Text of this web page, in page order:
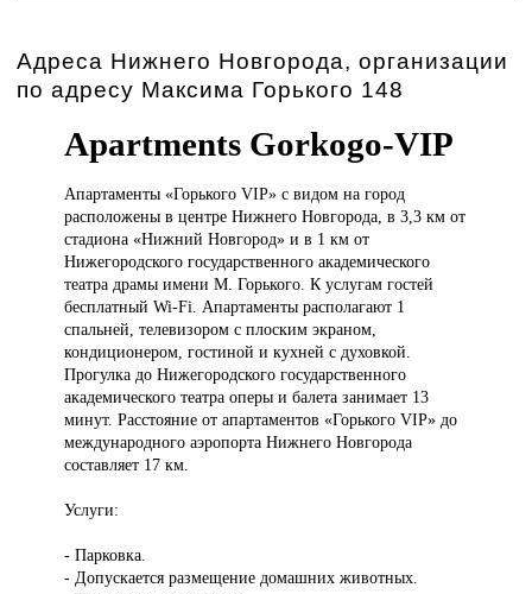
Адреса Нижнего Новгорода, организации
по адресу Максима Горького 148
Apartments Gorkogo-VIP
Апартаменты «ГорькогоVIP» с видом на город
расположены в центре Нижнего Новгорода, в 3,3 км от
стадиона «Нижний Новгород» и в 1 км от
Нижегородского государственного академического
театра драмы имени М. Горького. К услугам гостей
бесплатный Wi-Fi. Апартаменты располагают 1
спальней, телевизором с плоским экраном,
кондиционером, гостиной и кухней с духовкой.
Прогулка до Нижегородского государственного
академического театра оперы и балета занимает 13
минут. Расстояние от апартаментов «Горького VIP» до
международного аэропорта Нижнего Новгорода
составляет 17 км.
Услуги:
- Парковка.
- Допускается размещение домашних животных.